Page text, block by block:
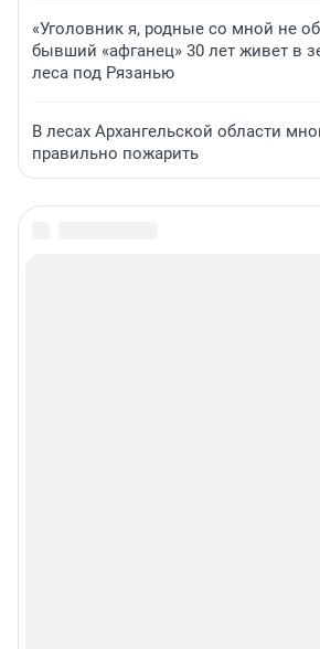
«Уголовник я, родные со мной не
бывший «афганец» 30 лет живет в
леса под Рязанью
В лесах Архангельской области
правильно пожарить